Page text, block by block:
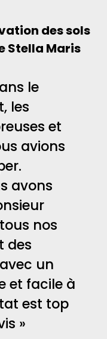
des sols
Stella Maris
le
les
et
avions
avons
nos
des
un
et facile à
est top
»